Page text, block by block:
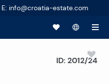
E: info@croatia-estate.com
ID: 2012/24